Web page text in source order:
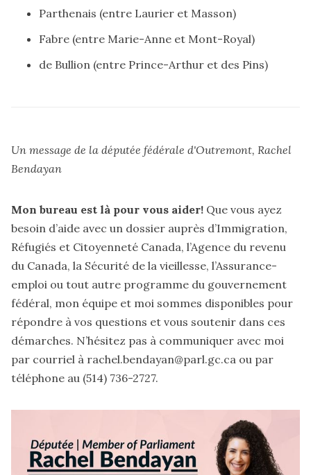
Parthenais (entre Laurier et Masson)
Fabre (entre Marie-Anne et Mont-Royal)
de Bullion (entre Prince-Arthur et des Pins)
Un message de la députée fédérale d'Outremont, Rachel
Bendayan
Mon bureau est là pour vous aider! Que vous ayez
besoin d’aide avec un dossier auprès d’Immigration,
Réfugiés et Citoyenneté Canada, l’Agence du revenu
du Canada, la Sécurité de la vieillesse, l’Assurance-
emploi ou tout autre programme du gouvernement
fédéral, mon équipe et moi sommes disponibles pour
répondre à vos questions et vous soutenir dans ces
démarches. N’hésitez pas à communiquer avec moi
par courriel à rachel.bendayan@parl.gc.ca ou par
téléphone au (514) 736-2727.